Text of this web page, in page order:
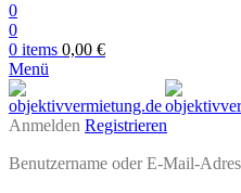
0
0
0 items 0,00 €
Menü
Anmelden Registrieren
Benutzername oder E-Mail-